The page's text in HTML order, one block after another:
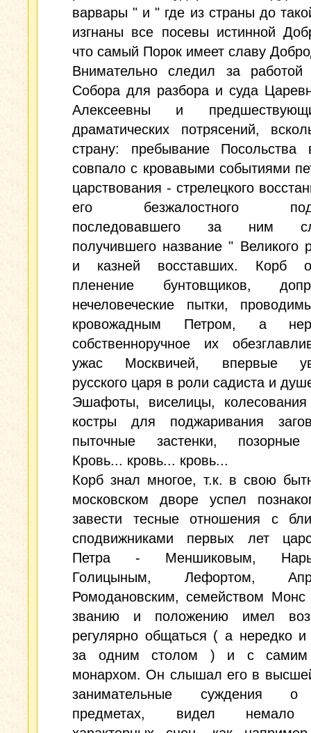
варвары " и " где из страны до
изгнаны все посевы истинной
что самый Порок имеет славу
Внимательно следил за работой
Собора для разбора и суда
Алексеевны и
драматических потрясений,
страну: пребывание Посольства
совпало с кровавыми событиями
царствования - стрелецкого
его безжалостного
последовавшего за ним
получившего название " Великого
и казней восставших. Корб
пленение бунтовщиков,
нечеловеческие пытки,
кровожадным Петром, а
собственноручное их
ужас Москвичей, впервые
русского царя в роли садиста и
Эшафоты, виселицы,
костры для поджаривания
пыточные застенки,
Кровь... кровь... кровь...
Корб знал многое, т.к. в свою
московском дворе успел
завести тесные отношения с
сподвижниками первых лет
Петра - Меншиковым,
Голицыным, Лефортом,
Ромодановским, семейством
званию и положению имел
регулярно общаться ( а нередко и
за одним столом ) и с самим
монархом. Он слышал его в
занимательные суждения о
предметах, видел немало